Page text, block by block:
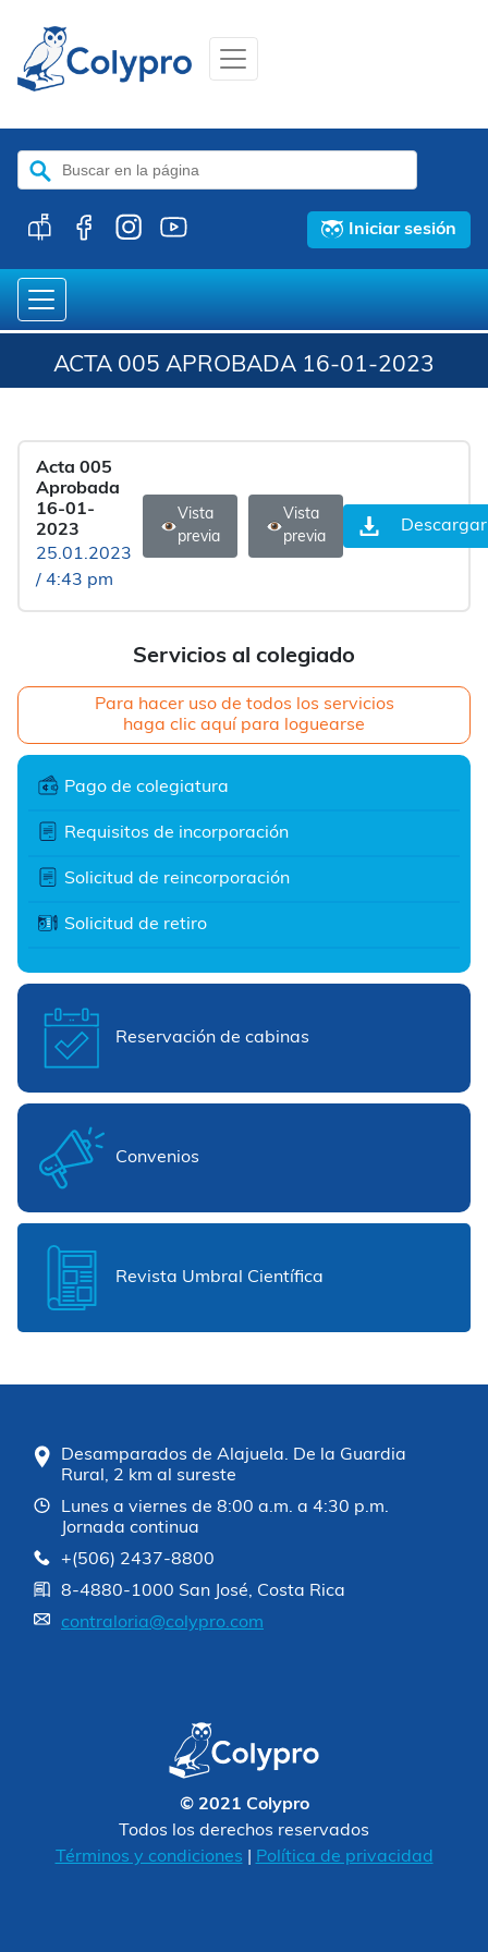
Buscar:
Iniciar sesión
ACTA 005 APROBADA 16-01-2023
Servicios al colegiado
Para hacer uso de todos los servicios
haga clic aquí para loguearse
Pago de colegiatura
Requisitos de incorporación
Solicitud de reincorporación
Solicitud de retiro
Reservación de cabinas
Convenios
Revista Umbral Científica
Acta 005
Aprobada
16-01-
2023
25.01.2023
/ 4:43 pm
Vista
previa
Vista
previa
Descargar
Desamparados de Alajuela. De la Guardia
Rural, 2 km al sureste
Lunes a viernes de 8:00 a.m. a 4:30 p.m.
Jornada continua
+(506) 2437-8800
8-4880-1000 San José, Costa Rica
contraloria@colypro.com
© 2021 Colypro
Todos los derechos reservados
Términos y condiciones
Política de privacidad